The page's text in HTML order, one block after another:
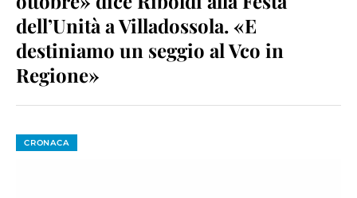
dell’Unità a Villadossola. «E
destiniamo un seggio al Vco in
Regione»
CRONACA